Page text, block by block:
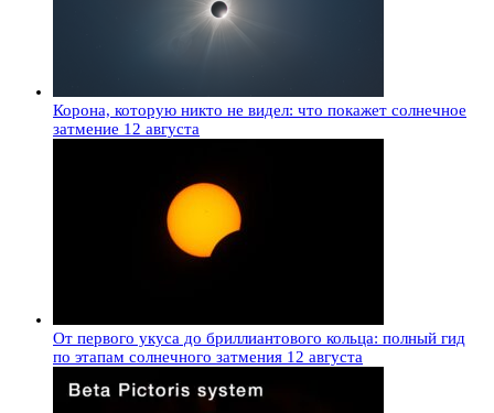
Корона, которую никто не видел: что покажет солнечное
затмение 12 августа
От первого укуса до бриллиантового кольца: полный гид
по этапам солнечного затмения 12 августа